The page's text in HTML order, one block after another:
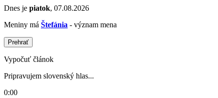
Dnes je piatok, 07.08.2026
Meniny má Štefánia - význam mena
Prehrať
Vypočuť článok
Pripravujem slovenský hlas...
0:00